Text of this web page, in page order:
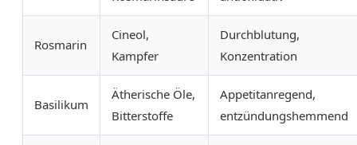
Rosmarin
Cineol,
Kampfer
Durchblutung,
Konzentration
Basilikum
Ätherische Öle,
Bitterstoffe
Appetitanregend,
entzündungshemmend